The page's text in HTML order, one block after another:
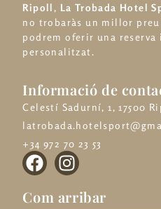
Ripoll , La Trobada Hotel
no trobaràs un millor
podrem oferir una
personalitzat.
Informació de
Celestí Sadurní, 1, 17500
+34 972 70 23 53
Com arribar